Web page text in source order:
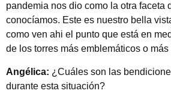
pandemia nos dio como la otra faceta
conocíamos. Este es nuestro bella
como ven ahi el punto que está en
de los torres más emblemáticos o
Angélica: ¿Cuáles son las
durante esta situación?